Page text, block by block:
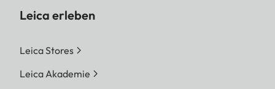
Leica erleben
Leica Stores
Leica Akademie